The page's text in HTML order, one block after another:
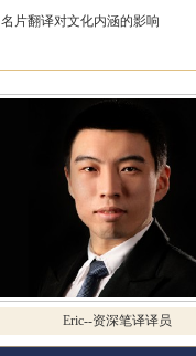
名片翻译对文化内涵的影响
Eric--资深笔译译员